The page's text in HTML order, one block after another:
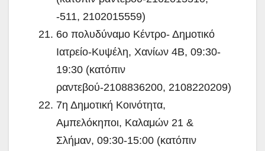
-511, 2102015559)
6ο πολυδύναμο Κέντρο- Δημοτικό
Ιατρείο-Κυψέλη, Χανίων 4Β, 09:30-
19:30 (κατόπιν
ραντεβού-2108836200, 2108220209)
7η Δημοτική Κοινότητα,
Αμπελόκηποι, Καλαμών 21 &
Σλήμαν, 09:30-15:00 (κατόπιν